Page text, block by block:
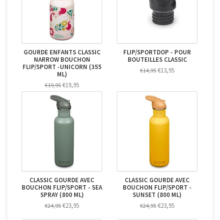
GOURDE ENFANTS CLASSIC
NARROW BOUCHON
FLIP/SPORT -UNICORN (355
ML)
€19,95 €19,95
FLIP/SPORTDOP - POUR
BOUTEILLES CLASSIC
€14,95 €13,95
CLASSIC GOURDE AVEC
BOUCHON FLIP/SPORT - SEA
SPRAY (800 ML)
€24,95 €23,95
CLASSIC GOURDE AVEC
BOUCHON FLIP/SPORT -
SUNSET (800 ML)
€24,95 €23,95